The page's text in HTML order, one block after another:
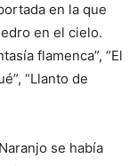
en la que
en el cielo.
flamenca”, “El
“Llanto de
se había